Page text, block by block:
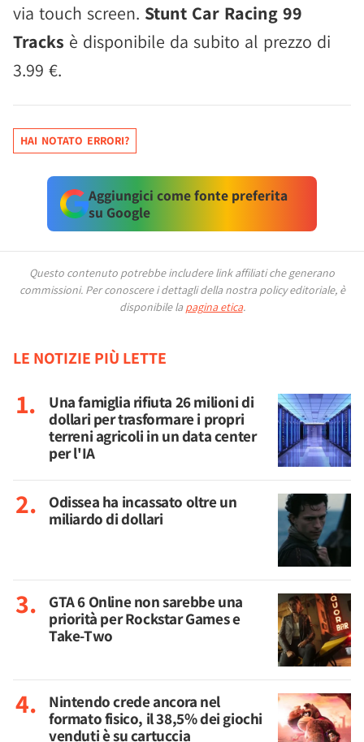
via touch screen. Stunt Car Racing 99
Tracks è disponibile da subito al prezzo di
3.99 €.
HAI NOTATO ERRORI?
Aggiungici come fonte preferita
su Google
Questo contenuto potrebbe includere link affiliati che generano
commissioni. Per conoscere i dettagli della nostra policy editoriale, è
disponibile la pagina etica.
LE NOTIZIE PIÙ LETTE
Una famiglia rifiuta 26 milioni di
dollari per trasformare i propri
terreni agricoli in un data center
per l'IA
Odissea ha incassato oltre un
miliardo di dollari
GTA 6 Online non sarebbe una
priorità per Rockstar Games e
Take-Two
Nintendo crede ancora nel
formato fisico, il 38,5% dei giochi
venduti è su cartuccia